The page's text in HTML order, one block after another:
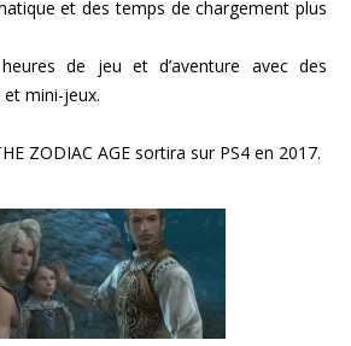
et des temps de chargement plus
de jeu et d’aventure avec des
mini-jeux.
ZODIAC AGE sortira sur PS4 en 2017.